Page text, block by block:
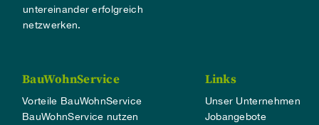
untereinander erfolgreich
netzwerken.
BauWohnService
Vorteile BauWohnService
BauWohnService nutzen
Links
Unser Unternehmen
Jobangebote